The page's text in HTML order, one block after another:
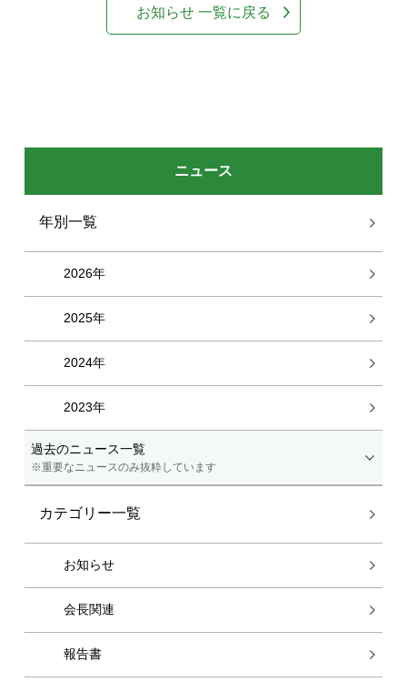
ニュース
年別一覧
過去のニュース一覧
※重要なニュースのみ抜粋しています
2026年
2025年
2024年
2023年
カテゴリー一覧
お知らせ
会長関連
報告書
お知らせ 一覧に戻る